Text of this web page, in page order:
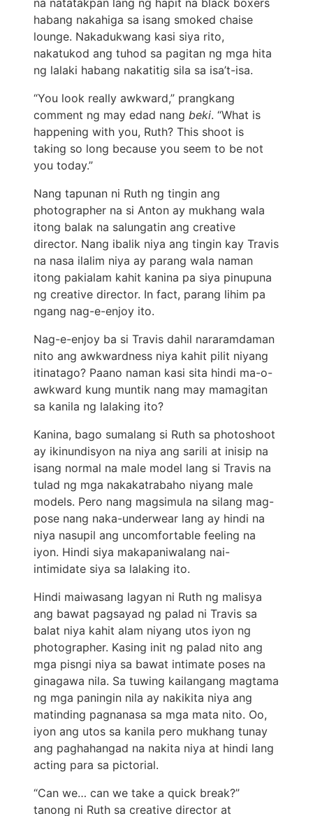
na natatakpan lang ng hapit na black boxers
habang nakahiga sa isang smoked chaise
lounge. Nakadukwang kasi siya rito,
nakatukod ang tuhod sa pagitan ng mga hita
ng lalaki habang nakatitig sila sa isa’t-isa.
“You look really awkward,” prangkang
comment ng may edad nang beki. “What is
happening with you, Ruth? This shoot is
taking so long because you seem to be not
you today.”
Nang tapunan ni Ruth ng tingin ang
photographer na si Anton ay mukhang wala
itong balak na salungatin ang creative
director. Nang ibalik niya ang tingin kay Travis
na nasa ilalim niya ay parang wala naman
itong pakialam kahit kanina pa siya pinupuna
ng creative director. In fact, parang lihim pa
ngang nag-e-enjoy ito.
Nag-e-enjoy ba si Travis dahil nararamdaman
nito ang awkwardness niya kahit pilit niyang
itinatago? Paano naman kasi sita hindi ma-o-
awkward kung muntik nang may mamagitan
sa kanila ng lalaking ito?
Kanina, bago sumalang si Ruth sa photoshoot
ay ikinundisyon na niya ang sarili at inisip na
isang normal na male model lang si Travis na
tulad ng mga nakakatrabaho niyang male
models. Pero nang magsimula na silang mag-
pose nang naka-underwear lang ay hindi na
niya nasupil ang uncomfortable feeling na
iyon. Hindi siya makapaniwalang nai-
intimidate siya sa lalaking ito.
Hindi maiwasang lagyan ni Ruth ng malisya
ang bawat pagsayad ng palad ni Travis sa
balat niya kahit alam niyang utos iyon ng
photographer. Kasing init ng palad nito ang
mga pisngi niya sa bawat intimate poses na
ginagawa nila. Sa tuwing kailangang magtama
ng mga paningin nila ay nakikita niya ang
matinding pagnanasa sa mga mata nito. Oo,
iyon ang utos sa kanila pero mukhang tunay
ang paghahangad na nakita niya at hindi lang
acting para sa pictorial.
“Can we… can we take a quick break?”
tanong ni Ruth sa creative director at